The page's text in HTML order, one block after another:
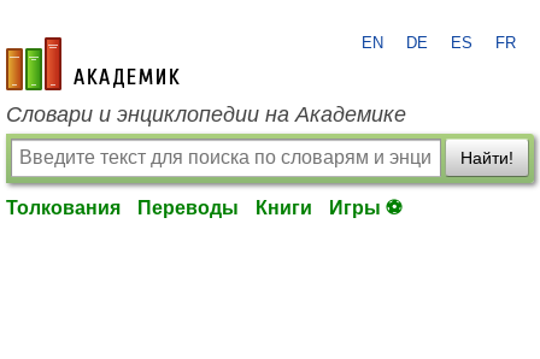
academic.ru
EN DE ES FR
Словари и энциклопедии на Академике
Найти!
Толкования Переводы Книги Игры ⚽